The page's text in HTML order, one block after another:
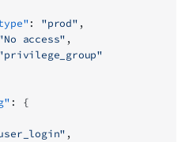
: "prod" ,
access" ,
: {
,